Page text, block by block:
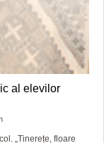
al elevilor
„Tinerețe, floare